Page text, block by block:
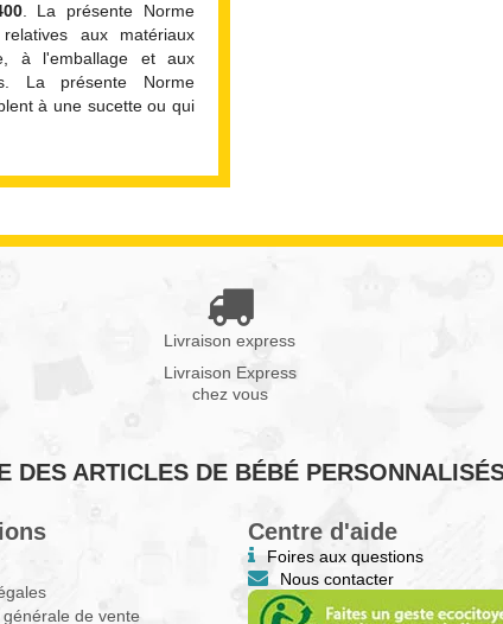
. La présente Norme
aux matériaux
à l'emballage et aux
La présente Norme
à une sucette ou qui
Livraison express
Livraison Express
chez vous
DES ARTICLES DE BÉBÉ
de vente
Centre d'aide
Foires aux questions
Nous contacter